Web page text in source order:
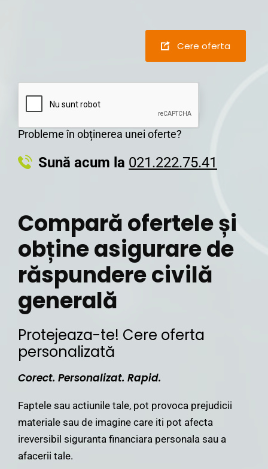
Cere oferta
Probleme în obținerea unei oferte?
Sună acum la 021.222.75.41
Compară ofertele și
obține asigurare de
răspundere civilă
generală
Protejeaza-te! Cere oferta
personalizată
Corect. Personalizat. Rapid.
Faptele sau actiunile tale, pot provoca prejudicii
materiale sau de imagine care iti pot afecta
ireversibil siguranta financiara personala sau a
afacerii tale.